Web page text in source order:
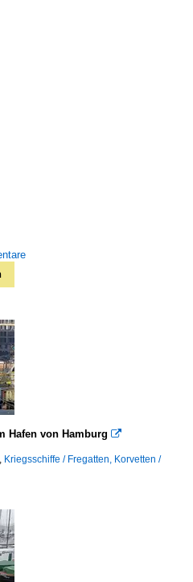
Hafen von Hamburg 
, Kriegsschiffe / Fregatten, Korvetten /